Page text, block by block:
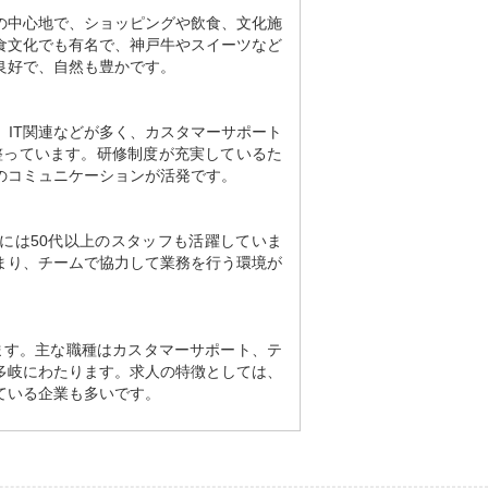
心地で、ショッピングや飲食、文化施
化でも有名で、神戸牛やスイーツなど
で、自然も豊かです。
関連などが多く、カスタマーサポート
ています。研修制度が充実しているた
ミュニケーションが活発です。
は50代以上のスタッフも活躍していま
、チームで協力して業務を行う環境が
。主な職種はカスタマーサポート、テ
にわたります。求人の特徴としては、
る企業も多いです。